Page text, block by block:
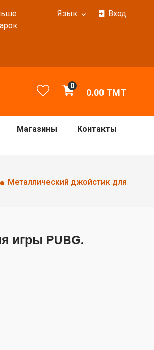
Язык Вход
0
0.00 TMT
Магазины Контакты
Металлический джойстик для
игры PUBG.